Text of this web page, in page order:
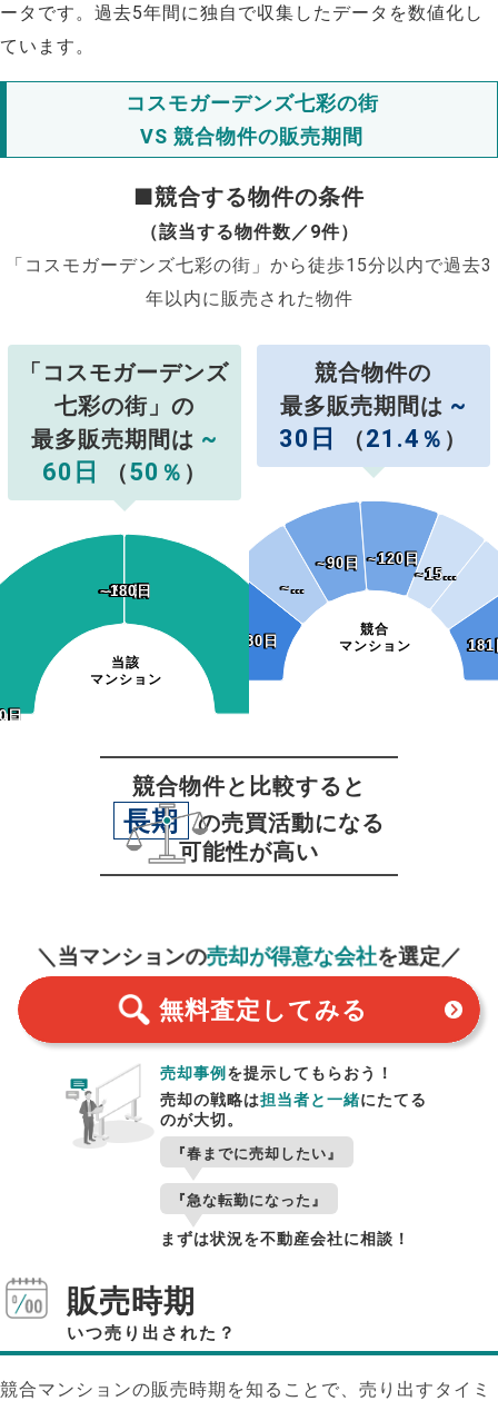
ータです。過去5年間に独自で収集したデータを数値化し
ています。
コスモガーデンズ七彩の街
VS 競合物件の販売期間
■競合する物件の条件
（該当する物件数／9件）
「コスモガーデンズ七彩の街」から徒歩15分以内で過去3
年以内に販売された物件
「コスモガーデンズ
七彩の街」の
最多販売期間は ~
60日
（50 ％ ）
当該
マンション
日
日
~90日
~90日
~120日
~120日
~150日
~150日
~180日
~180日
競合物件の
最多販売期間は ~
30日
（21.4 ％ ）
競合
マンション
~30日
~30日
~…
~…
~90日
~90日 ~120日
~120日
~15…
~15…
181
181
競合物件と比較すると
長期
の売買活動になる
可能性が高い
＼当マンションの売却が得意な会社を選定／
無料査定 してみる
売却事例を提示してもらおう！
売却の戦略は担当者と一緒にたてる
のが大切。
『春までに売却したい』
『急な転勤になった』
まずは状況を不動産会社に相談！
販売時期
いつ売り出された？
競合マンションの販売時期を知ることで、売り出すタイミ